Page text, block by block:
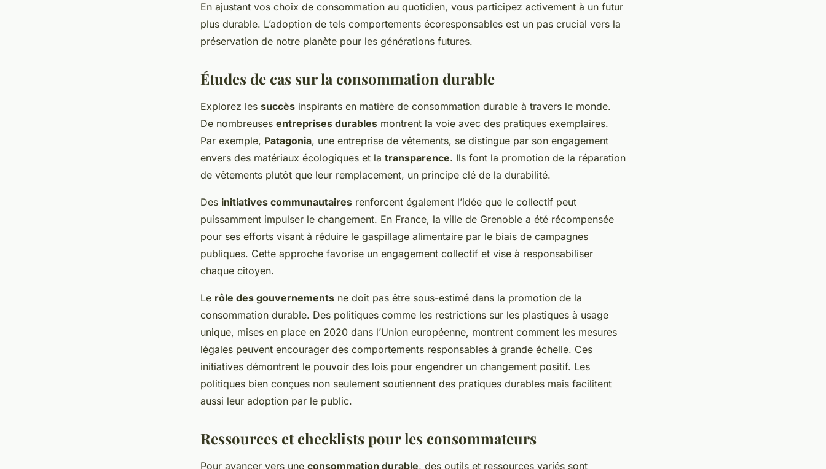
En ajustant vos choix de consommation au quotidien, vous participez activement à un futur
plus durable. L’adoption de tels comportements écoresponsables est un pas crucial vers la
préservation de notre planète pour les générations futures.
Études de cas sur la consommation durable
Explorez les succès inspirants en matière de consommation durable à travers le monde.
De nombreuses entreprises durables montrent la voie avec des pratiques exemplaires.
Par exemple, Patagonia, une entreprise de vêtements, se distingue par son engagement
envers des matériaux écologiques et la transparence. Ils font la promotion de la réparation
de vêtements plutôt que leur remplacement, un principe clé de la durabilité.
Des initiatives communautaires renforcent également l’idée que le collectif peut
puissamment impulser le changement. En France, la ville de Grenoble a été récompensée
pour ses efforts visant à réduire le gaspillage alimentaire par le biais de campagnes
publiques. Cette approche favorise un engagement collectif et vise à responsabiliser
chaque citoyen.
Le rôle des gouvernements ne doit pas être sous-estimé dans la promotion de la
consommation durable. Des politiques comme les restrictions sur les plastiques à usage
unique, mises en place en 2020 dans l’Union européenne, montrent comment les mesures
légales peuvent encourager des comportements responsables à grande échelle. Ces
initiatives démontrent le pouvoir des lois pour engendrer un changement positif. Les
politiques bien conçues non seulement soutiennent des pratiques durables mais facilitent
aussi leur adoption par le public.
Ressources et checklists pour les consommateurs
Pour avancer vers une consommation durable, des outils et ressources variés sont